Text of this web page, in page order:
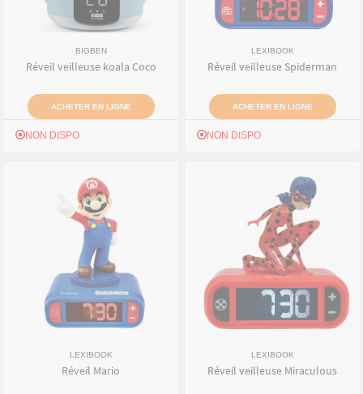
BIGBEN
Réveil veilleuse koala Coco
ACHETER EN LIGNE
NON DISPO
LEXIBOOK
Réveil veilleuse Spiderman
ACHETER EN LIGNE
NON DISPO
LEXIBOOK
Réveil Mario
LEXIBOOK
Réveil veilleuse Miraculous